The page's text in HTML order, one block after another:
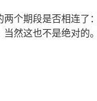
个期段是否相连了：
然这也不是绝对的。